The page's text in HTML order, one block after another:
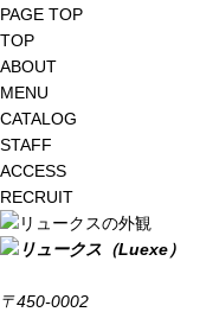
PAGE TOP
TOP
ABOUT
MENU
CATALOG
STAFF
ACCESS
RECRUIT
〒450-0002